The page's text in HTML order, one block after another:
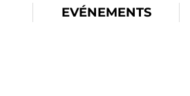
EVÉNEMENTS